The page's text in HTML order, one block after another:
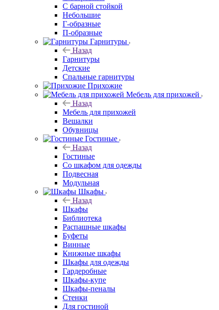
С барной стойкой
Небольшие
Г-образные
П-образные
Гарнитуры
Назад
Гарнитуры
Детские
Спальные гарнитуры
Прихожие
Мебель для прихожей
Назад
Мебель для прихожей
Вешалки
Обувницы
Гостиные
Назад
Гостиные
Со шкафом для одежды
Подвесная
Модульная
Шкафы
Назад
Шкафы
Библиотека
Распашные шкафы
Буфеты
Винные
Книжные шкафы
Шкафы для одежды
Гардеробные
Шкафы-купе
Шкафы-пеналы
Стенки
Для гостиной